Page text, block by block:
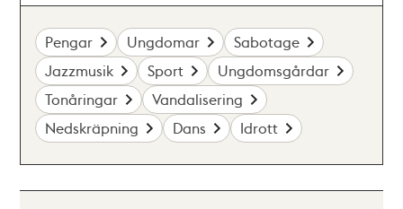
Pengar Ungdomar
Sabotage
Jazzmusik
Sport
Ungdomsgårdar
Tonåringar
Vandalisering
Nedskräpning
Dans Idrott